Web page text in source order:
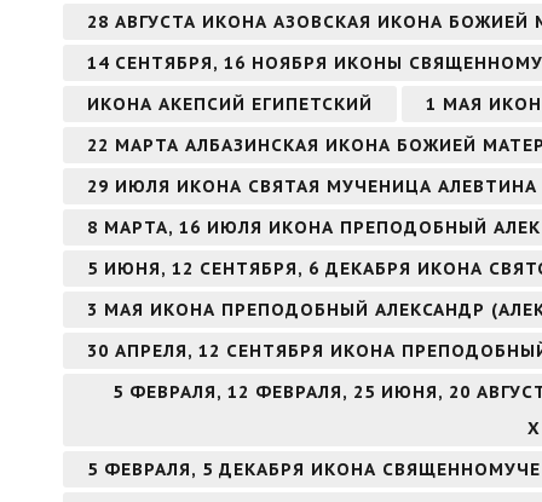
28 АВГУСТА ИКОНА АЗОВСКАЯ ИКОНА БОЖИЕЙ
14 СЕНТЯБРЯ, 16 НОЯБРЯ ИКОНЫ
ИКОНА АКЕПСИЙ ЕГИПЕТСКИЙ
1 МАЯ
22 МАРТА АЛБАЗИНСКАЯ ИКОНА БОЖИЕЙ
29 ИЮЛЯ ИКОНА СВЯТАЯ МУЧЕНИЦА
8 МАРТА, 16 ИЮЛЯ ИКОНА ПРЕПОДОБНЫЙ
5 ИЮНЯ, 12 СЕНТЯБРЯ, 6 ДЕКАБРЯ ИКОНА
3 МАЯ ИКОНА ПРЕПОДОБНЫЙ АЛЕКСАНДР
30 АПРЕЛЯ, 12 СЕНТЯБРЯ ИКОНА
5 ФЕВРАЛЯ, 12 ФЕВРАЛЯ, 25 ИЮНЯ, 20
5 ФЕВРАЛЯ, 5 ДЕКАБРЯ ИКОНА